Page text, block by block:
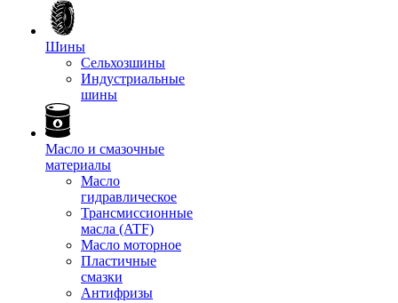
Шины
Сельхозшины
Индустриальные
шины
Масло и смазочные
материалы
Масло
гидравлическое
Трансмиссионные
масла (ATF)
Масло моторное
Пластичные
смазки
Антифризы